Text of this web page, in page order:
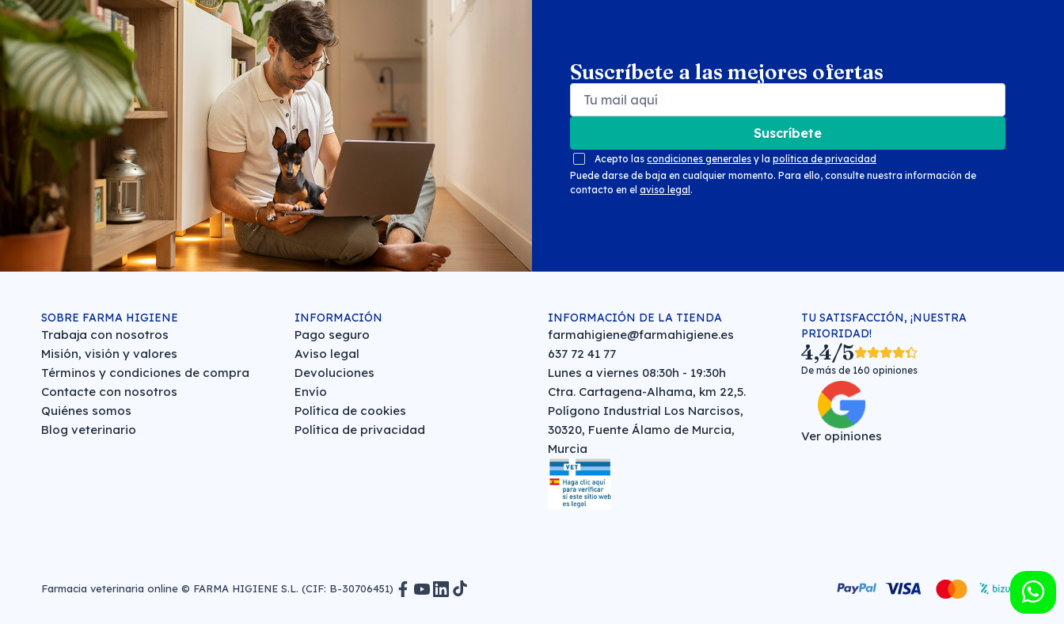
Suscríbete a las mejores ofertas
Suscríbete
Acepto las condiciones generales y la política de privacidad
Puede darse de baja en cualquier momento. Para ello, consulte nuestra información de
contacto en el aviso legal .
Search products Search
SOBRE FARMA HIGIENE
Trabaja con nosotros
Misión, visión y valores
Términos y condiciones de compra
Contacte con nosotros
Quiénes somos
Blog veterinario
INFORMACIÓN
Pago seguro
Aviso legal
Devoluciones
Envío
Política de cookies
Política de privacidad
INFORMACIÓN DE LA TIENDA
farmahigiene@farmahigiene.es
637 72 41 77
Lunes a viernes 08:30h - 19:30h
Ctra. Cartagena-Alhama, km 22,5.
Polígono Industrial Los Narcisos,
30320, Fuente Álamo de Murcia,
Murcia
TU SATISFACCIÓN, ¡NUESTRA
PRIORIDAD!
4,4/5
De más de 160 opiniones
Ver opiniones
Farmacia veterinaria online © FARMA HIGIENE S.L. (CIF: B-30706451)